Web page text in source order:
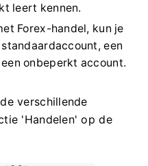
leert kennen.
Forex-handel, kun je
een
onbeperkt account.
verschillende
'Handelen' op de